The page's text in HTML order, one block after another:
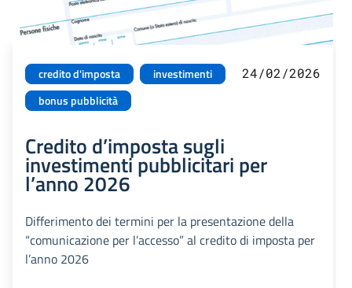
credito d'imposta
investimenti
bonus pubblicità
24/02/2026
Credito d’imposta sugli
investimenti pubblicitari per
l’anno 2026
Differimento dei termini per la presentazione della
“comunicazione per l’accesso” al credito di imposta per
l’anno 2026